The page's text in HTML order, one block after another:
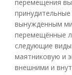
перемещения
вынужденным
перемещённые
следующие
маятниковую и
внешними и